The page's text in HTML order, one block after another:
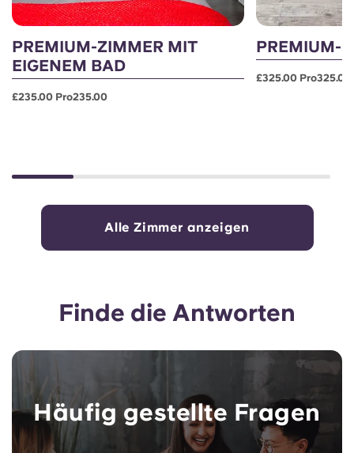
PREMIUM-ZIMMER MIT
EIGENEM BAD
£235.00 Pro235.00
PREMIUM-
£325.00 Pro325.00
Alle Zimmer anzeigen
Finde die Antworten
Häufig gestellte Fragen